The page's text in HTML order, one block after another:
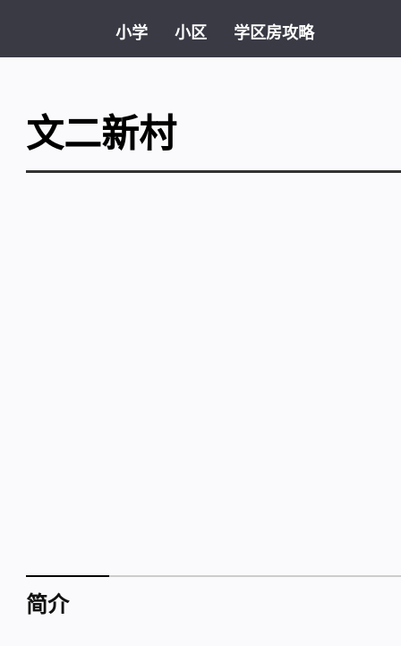
小学 小区 学区房攻略
文二新村
简介